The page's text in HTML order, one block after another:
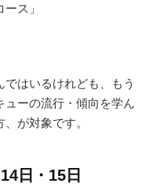
ス」
はいるけれども、もう
ューの流行・傾向を学ん
が対象です。
日・15日